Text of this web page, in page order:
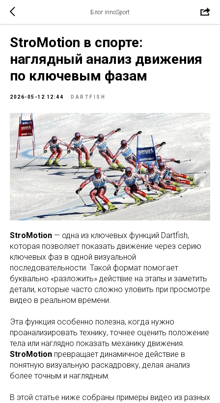
Блог innoSport
StroMotion в спорте:
наглядный анализ движения
по ключевым фазам
2026-05-12 12:44 DARTFISH
StroMotion — одна из ключевых функций Dartfish,
которая позволяет показать движение через серию
ключевых фаз в одной визуальной
последовательности. Такой формат помогает
буквально «разложить» действие на этапы и заметить
детали, которые часто сложно уловить при просмотре
видео в реальном времени.
Эта функция особенно полезна, когда нужно
проанализировать технику, точнее оценить положение
тела или наглядно показать механику движения.
StroMotion превращает динамичное действие в
понятную визуальную раскадровку, делая анализ
более точным и наглядным.
В этой статье ниже собраны примеры видео из разных